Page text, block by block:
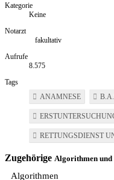
Kategorie
Keine
Notarzt
fakultativ
Aufrufe
8.575
Tags
ANAMNESE
RETTUNGSDIENST
Zugehörige Algorithmen und
Algorithmen